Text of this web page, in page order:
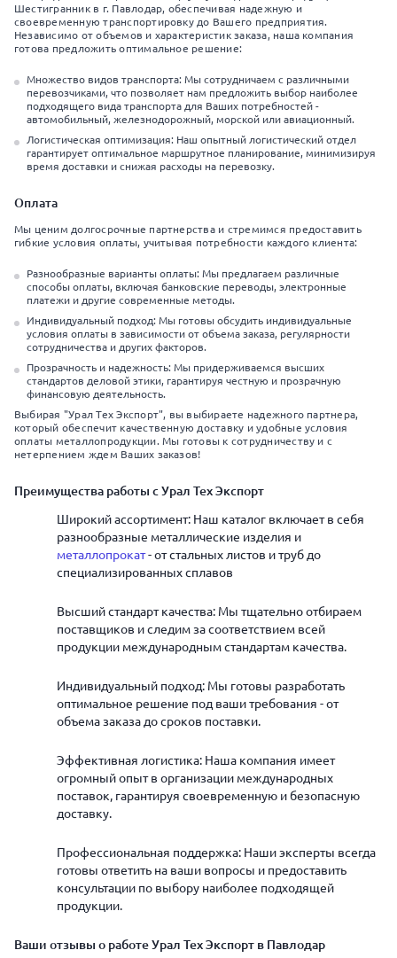
Шестигранник в г. Павлодар, обеспечивая надежную и
своевременную транспортировку до Вашего предприятия.
Независимо от объемов и характеристик заказа, наша компания
готова предложить оптимальное решение:
Множество видов транспорта: Мы сотрудничаем с различными
перевозчиками, что позволяет нам предложить выбор наиболее
подходящего вида транспорта для Ваших потребностей -
автомобильный, железнодорожный, морской или авиационный.
Логистическая оптимизация: Наш опытный логистический отдел
гарантирует оптимальное маршрутное планирование, минимизируя
время доставки и снижая расходы на перевозку.
Оплата
Мы ценим долгосрочные партнерства и стремимся предоставить
гибкие условия оплаты, учитывая потребности каждого клиента:
Разнообразные варианты оплаты: Мы предлагаем различные
способы оплаты, включая банковские переводы, электронные
платежи и другие современные методы.
Индивидуальный подход: Мы готовы обсудить индивидуальные
условия оплаты в зависимости от объема заказа, регулярности
сотрудничества и других факторов.
Прозрачность и надежность: Мы придерживаемся высших
стандартов деловой этики, гарантируя честную и прозрачную
финансовую деятельность.
Выбирая "Урал Тех Экспорт", вы выбираете надежного партнера,
который обеспечит качественную доставку и удобные условия
оплаты металлопродукции. Мы готовы к сотрудничеству и с
нетерпением ждем Ваших заказов!
Преимущества работы с Урал Тех Экспорт
Широкий ассортимент: Наш каталог включает в себя
разнообразные металлические изделия и
металлопрокат- от стальных листов и труб до
специализированных сплавов
Высший стандарт качества: Мы тщательно отбираем
поставщиков и следим за соответствием всей
продукции международным стандартам качества.
Индивидуальный подход: Мы готовы разработать
оптимальное решение под ваши требования - от
объема заказа до сроков поставки.
Эффективная логистика: Наша компания имеет
огромный опыт в организации международных
поставок, гарантируя своевременную и безопасную
доставку.
Профессиональная поддержка: Наши эксперты всегда
готовы ответить на ваши вопросы и предоставить
консультации по выбору наиболее подходящей
продукции.
Ваши отзывы о работе Урал Тех Экспорт в Павлодар